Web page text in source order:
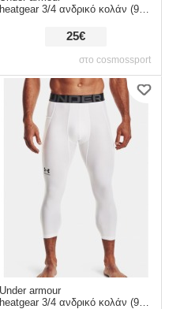
στο cosmossport
heatgear 3/4 ανδρικό κολάν (9000070713_50772)
25€
Under armour
heatgear 3/4 ανδρικό κολάν (9000093310_50850)